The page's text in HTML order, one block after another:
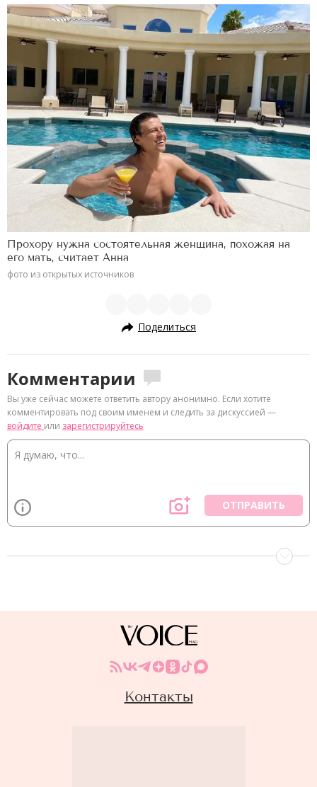
Прохору нужна состоятельная женщина, похожая на
его мать, считает Анна
фото из открытых источников
Поделиться
Комментарии
Вы уже сейчас можете ответить автору анонимно. Если хотите
комментировать под своим именем и следить за дискуссией —
войдите или зарегистрируйтесь
ОТПРАВИТЬ
Контакты